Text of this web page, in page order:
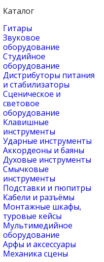
Каталог
Гитары
Звуковое
оборудование
Студийное
оборудование
Дистрибуторы питания
и стабилизаторы
Сценическое и
световое
оборудование
Клавишные
инструменты
Ударные инструменты
Аккордеоны и баяны
Духовые инструменты
Смычковые
инструменты
Подставки и пюпитры
Кабели и разъёмы
Монтажные шкафы,
туровые кейсы
Мультимедийное
оборудование
Арфы и аксессуары
Механика сцены